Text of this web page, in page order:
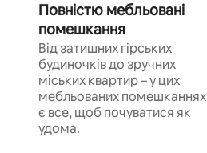
Повністю мебльовані
помешкання
Від затишних гірських
будиночків до зручних
міських квартир – у цих
мебльованих помешканнях
є все, щоб почуватися як
удома.